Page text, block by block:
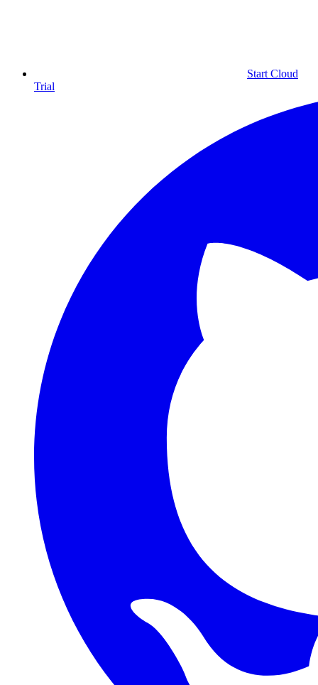
Start Cloud
Trial